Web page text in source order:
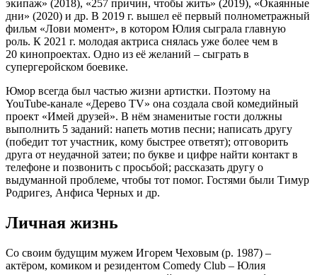
экипаж» (2018), «257 причин, чтобы жить» (2019), «Окаянные
дни» (2020) и др. В 2019 г. вышел её первый полнометражный
фильм «Лови момент», в котором Юлия сыграла главную
роль. К 2021 г. молодая актриса снялась уже более чем в
20 кинопроектах. Одно из её желаний – сыграть в
супергеройском боевике.
Юмор всегда был частью жизни артистки. Поэтому на
YouTube-канале «Дерево TV» она создала свой комедийный
проект «Имей друзей». В нём знаменитые гости должны
выполнить 5 заданий: напеть мотив песни; написать другу
(победит тот участник, кому быстрее ответят); отговорить
друга от неудачной затеи; по букве и цифре найти контакт в
телефоне и позвонить с просьбой; рассказать другу о
выдуманной проблеме, чтобы тот помог. Гостями были Тимур
Родригез, Анфиса Черных и др.
Личная жизнь
Со своим будущим мужем Игорем Чеховым (р. 1987) –
актёром, комиком и резидентом Comedy Club – Юлия